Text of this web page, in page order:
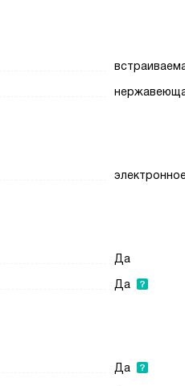
Да
Да
Да